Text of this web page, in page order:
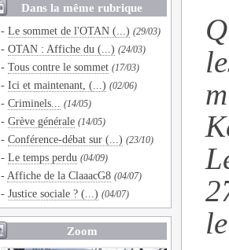
Dans la même rubrique
-Le sommet de l'OTAN (...) (29/03)
-OTAN : Affiche du (...) (24/03)
-Tous contre le sommet (17/03)
-Ici et maintenant, (...) (02/06)
-Criminels... (14/05)
-Grève générale (14/05)
-Conférence-débat sur (...) (23/10)
-Le temps perdu (04/09)
- Affiche de la ClaaacG8 (04/07)
-Justice sociale ? (...) (04/07)
Zoom